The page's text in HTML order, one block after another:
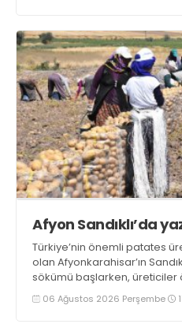
Afyon Sandıklı’da
Türkiye’nin önemli patates
olan Afyonkarahisar’ın
sökümü başlarken, üreticiler
yaklaşık 2 ay olması ve rengi
Sandıklı patatesinin daha
06 Ağustos 2026 Perşembe